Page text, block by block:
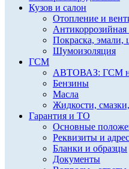
Кузов и салон
Отопление и
Антикоррозийная
Покраска, эмали,
Шумоизоляция
ГСМ
АВТОВАЗ: ГСМ
Бензины
Масла
Жидкости,
Гарантия и ТО
Основные
Реквизиты и
Бланки и образцы
Документы